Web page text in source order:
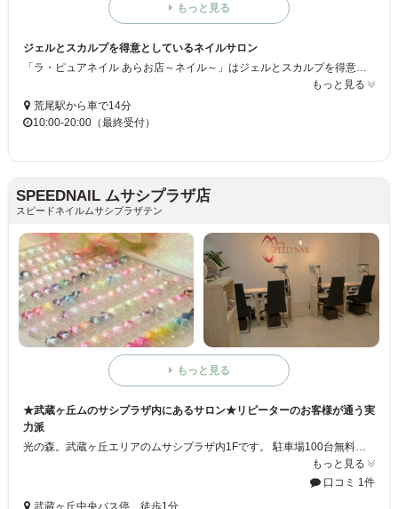
もっと見る
ジェルとスカルプを得意としているネイルサロン
「ラ・ピュアネイル あらお店～ネイル～」はジェルとスカルプを得意としているネイルサロン☆ジェルは1色のカラーリングからフレンチネイルまで幅広く行っています♪ストーンなども乗せることができるので、あなたの爪をいつもより何倍もキラキラさせることができます◇スカルプはネイルにラメを乗せることができます◎こちらもあなたの爪を何倍もキラキラさせることができます♪♯
もっと見る
荒尾駅から車で14分
10:00-20:00（最終受付）
SPEEDNAIL ムサシプラザ店
スピードネイルムサシプラザテン
もっと見る
★武蔵ヶ丘ムのサシプラザ内にあるサロン★リピーターのお客様が通う実
力派
光の森。武蔵ヶ丘エリアのムサシプラザ内1Fです。 駐車場100台無料完備。お買い物帰り、お仕事帰りにお気軽にお立ち寄り頂けます。 みなさまのご来店お待ちしております♪ 尚、まつげエクステは隣接のメイクアイで行っております★
もっと見る
口コミ 1件
武蔵ヶ丘中央バス停 徒歩1分